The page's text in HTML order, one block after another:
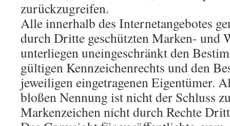
zurückzugreifen.
Alle innerhalb des Internetangebotes
durch Dritte geschützten Marken- und
unterliegen uneingeschränkt den
gültigen Kennzeichenrechts und den
jeweiligen eingetragenen Eigentümer.
bloßen Nennung ist nicht der Schluss
Markenzeichen nicht durch Rechte